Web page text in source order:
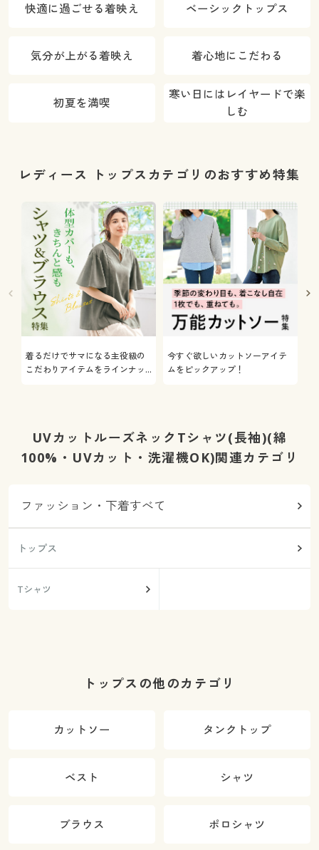
快適に過ごせる着映え ベーシックトップス
気分が上がる着映え 着心地にこだわる
初夏を満喫
寒い日にはレイヤードで楽
しむ
レディース トップスカテゴリのおすすめ特集
着るだけでサマになる主役級の
こだわりアイテムをラインナッ
今すぐ欲しいカットソーアイテ
ムをピックアップ！
UVカットルーズネックTシャツ(長袖)(綿
100%・UVカット・洗濯機OK)関連カテゴリ
ファッション・下着すべて
トップス
Tシャツ
トップスの他のカテゴリ
カットソー タンクトップ
ベスト シャツ
ブラウス ポロシャツ